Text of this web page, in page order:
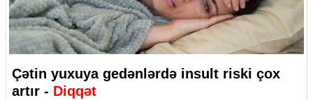
Çətin yuxuya gedənlərdə insult riski çox
artır - Diqqət